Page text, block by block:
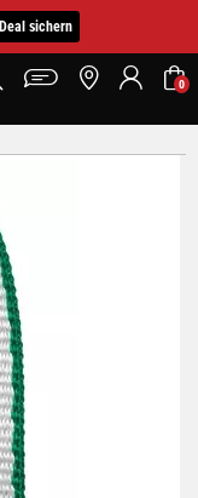
Deal sichern
0